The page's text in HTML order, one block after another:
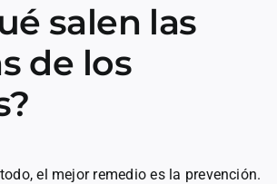
salen las
de los
el mejor remedio es la prevención.